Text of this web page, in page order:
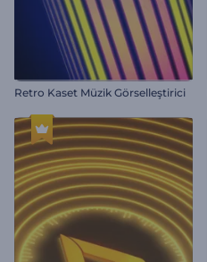
Retro Kaset Müzik Görselleştirici